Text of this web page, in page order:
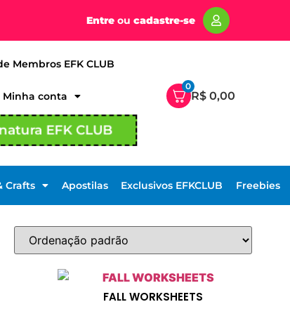
Entre oucadastre-se
Membros EFK CLUB
Minha conta
EFK CLUB
0
R$ 0,00
Crafts Apostilas Exclusivos EFKCLUB Freebies
FALL WORKSHEETS